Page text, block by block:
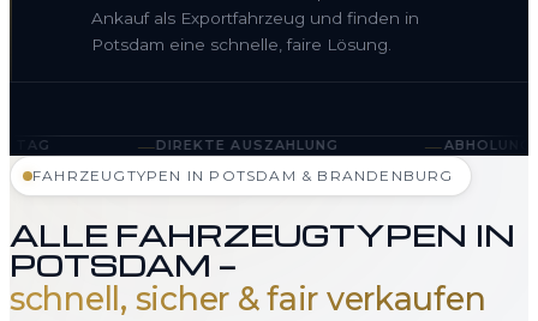
Ankauf als Exportfahrzeug und finden in
Potsdam eine schnelle, faire Lösung.
DIREKTE AUSZAHLUNG —ABHOLUNG IN POTSDAM
FAHRZEUGTYPEN IN POTSDAM & BRANDENBURG
ALLE FAHRZEUGTYPEN IN
POTSDAM —
schnell, sicher & fair verkaufen